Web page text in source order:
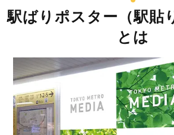
駅ばりポスター（駅貼
とは